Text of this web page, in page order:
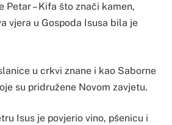
Petar – Kifa što znači kamen,
vjera u Gospoda Isusa bila je
u crkvi znane i kao Saborne
su pridružene Novom zavjetu.
Isus je povjerio vino, pšenicu i